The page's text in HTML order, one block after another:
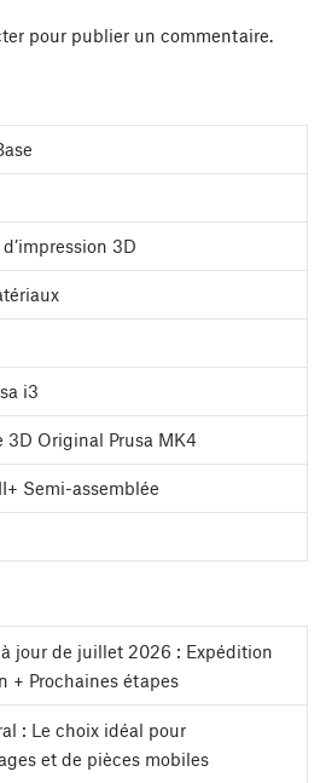
pour publier un commentaire.
3D
i3
3D Original Prusa MK4
Semi-assemblée
à jour de juillet 2026 : Expédition
+ Prochaines étapes
: Le choix idéal pour
et de pièces mobiles